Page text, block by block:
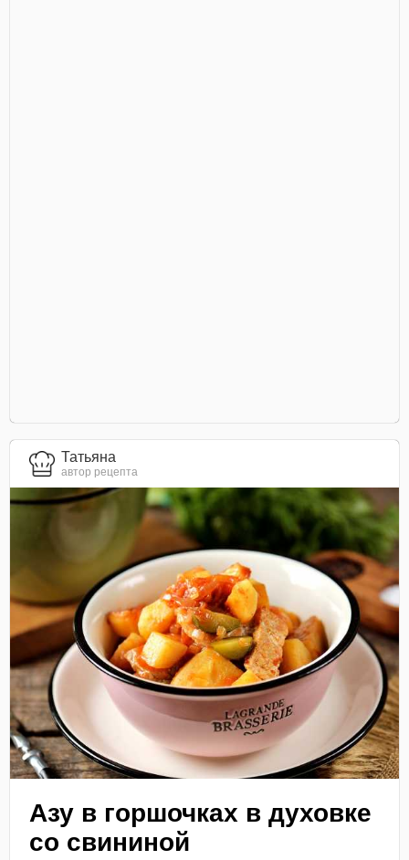
Татьяна
автор рецепта
Азу в горшочках в духовке
со свининой